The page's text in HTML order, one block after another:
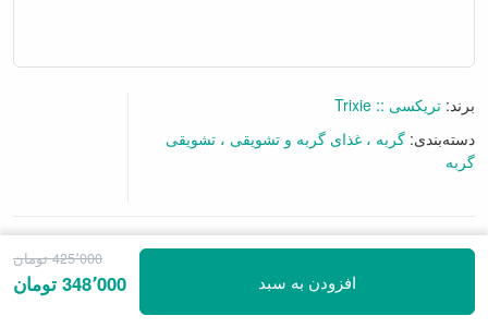
برند: تریکسی :: Trixie
دسته‌بندی: گربه غذای گربه و تشویقی
تشویقی
گربه
افزودن به سبد
425٬000 تومان
348٬000 تومان